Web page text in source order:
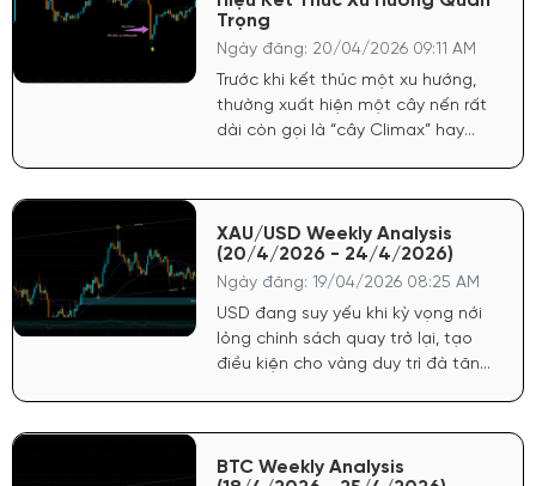
Trọng
Ngày đăng: 20/04/2026 09:11 AM
Trước khi kết thúc một xu hướng,
thường xuất hiện một cây nến rất
dài còn gọi là “cây Climax” hay
XAU/USD Weekly Analysis
(20/4/2026 - 24/4/2026)
Ngày đăng: 19/04/2026 08:25 AM
USD đang suy yếu khi kỳ vọng nới
lỏng chính sách quay trở lại, tạo
điều kiện cho vàng duy trì đà tăng.
hướng quay lại tài sản rủi ro nhưng
không làm giảm sức hút của vàng
BTC Weekly Analysis